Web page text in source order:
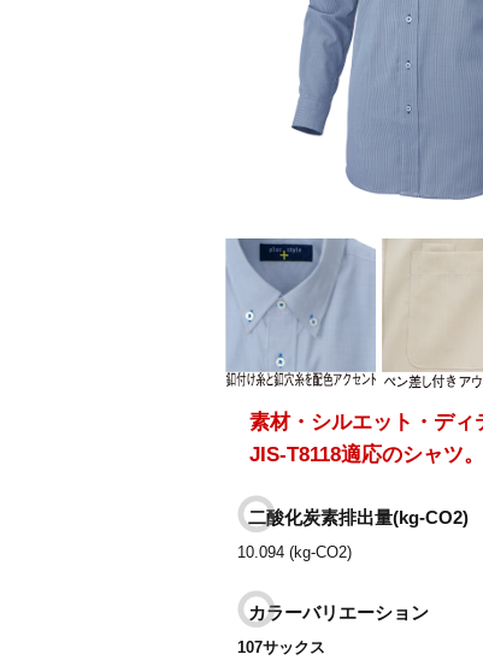
素材・シルエット・デ
JIS-T8118適応のシャツ。
二酸化炭素排出量(kg-CO2)
10.094 (kg-CO2)
カラーバリエーション
107サックス